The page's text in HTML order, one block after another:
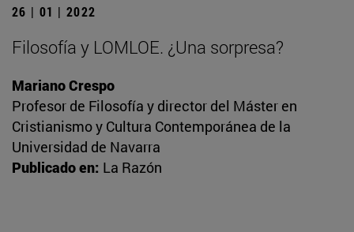
26 | 01 | 2022
Filosofía y LOMLOE. ¿Una sorpresa?
Mariano Crespo
Profesor de Filosofía y director del Máster en
Cristianismo y Cultura Contemporánea de la
Universidad de Navarra
Publicado en: La Razón